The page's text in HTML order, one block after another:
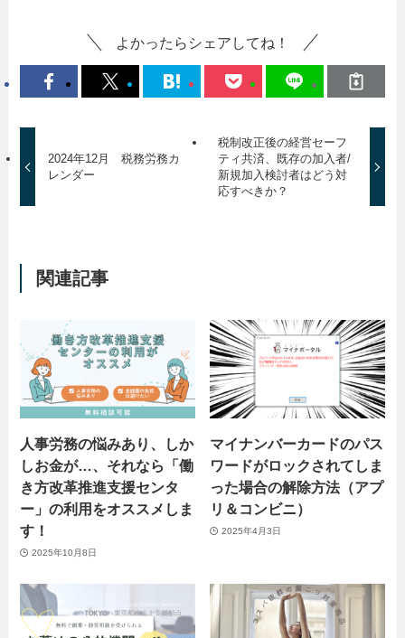
よかったらシェアしてね！
2024年12月 税務労務カ
レンダー
税制改正後の経営セーフ
ティ共済、既存の加入者/
新規加入検討者はどう対
応すべきか？
関連記事
人事労務の悩みあり、しか
しお金が…、それなら「働
き方改革推進支援センタ
ー」の利用をオススメしま
す！
2025年10月8日
マイナンバーカードのパス
ワードがロックされてしま
った場合の解除方法（アプ
リ＆コンビニ）
2025年4月3日